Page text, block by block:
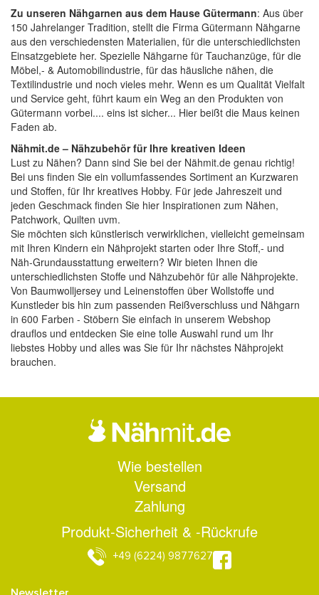
Zu unseren Nähgarnen aus dem Hause Gütermann: Aus über
150 Jahrelanger Tradition, stellt die Firma Gütermann Nähgarne
aus den verschiedensten Materialien, für die unterschiedlichsten
Einsatzgebiete her. Spezielle Nähgarne für Tauchanzüge, für die
Möbel,- & Automobilindustrie, für das häusliche nähen, die
Textilindustrie und noch vieles mehr. Wenn es um Qualität Vielfalt
und Service geht, führt kaum ein Weg an den Produkten von
Gütermann vorbei.... eins ist sicher... Hier beißt die Maus keinen
Faden ab.
Nähmit.de – Nähzubehör für Ihre kreativen Ideen
Lust zu Nähen? Dann sind Sie bei der Nähmit.de genau richtig!
Bei uns finden Sie ein vollumfassendes Sortiment an Kurzwaren
und Stoffen, für Ihr kreatives Hobby. Für jede Jahreszeit und
jeden Geschmack finden Sie hier Inspirationen zum Nähen,
Patchwork, Quilten uvm.
Sie möchten sich künstlerisch verwirklichen, vielleicht gemeinsam
mit Ihren Kindern ein Nähprojekt starten oder Ihre Stoff,- und
Näh-Grundausstattung erweitern? Wir bieten Ihnen die
unterschiedlichsten Stoffe und Nähzubehör für alle Nähprojekte.
Von Baumwolljersey und Leinenstoffen über Wollstoffe und
Kunstleder bis hin zum passenden Reißverschluss und Nähgarn
in 600 Farben - Stöbern Sie einfach in unserem Webshop
drauflos und entdecken Sie eine tolle Auswahl rund um Ihr
liebstes Hobby und alles was Sie für Ihr nächstes Nähprojekt
brauchen.
Wie bestellen
Versand
Zahlung
Produkt-Sicherheit & -Rückrufe
+49 (6224) 9877627